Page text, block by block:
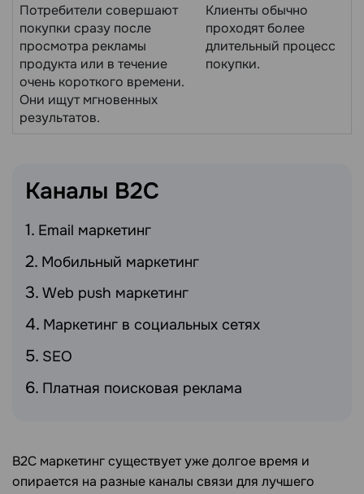
Потребители совершают
покупки сразу после
просмотра рекламы
продукта или в течение
очень короткого времени.
Они ищут мгновенных
результатов.
Клиенты обычно
проходят более
длительный процесс
покупки.
Каналы B2C
Email маркетинг
Мобильный маркетинг
Web push маркетинг
Маркетинг в социальных сетях
SEO
Платная поисковая реклама
B2C маркетинг существует уже долгое время и
опирается на разные каналы связи для лучшего